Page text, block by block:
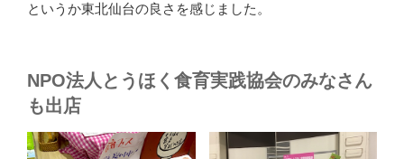
というか東北仙台の良さを感じました。
NPO法人とうほく食育実践協会のみなさん
も出店